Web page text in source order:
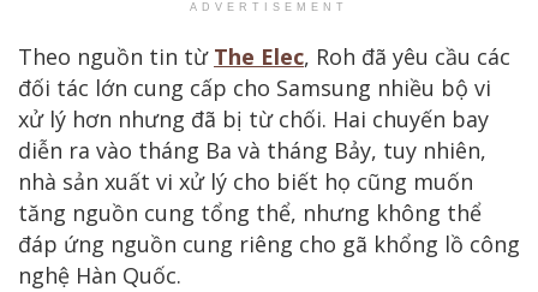
ADVERTISEMENT
Theo nguồn tin từ The Elec, Roh đã yêu cầu các
đối tác lớn cung cấp cho Samsung nhiều bộ vi
xử lý hơn nhưng đã bị từ chối. Hai chuyến bay
diễn ra vào tháng Ba và tháng Bảy, tuy nhiên,
nhà sản xuất vi xử lý cho biết họ cũng muốn
tăng nguồn cung tổng thể, nhưng không thể
đáp ứng nguồn cung riêng cho gã khổng lồ công
nghệ Hàn Quốc.